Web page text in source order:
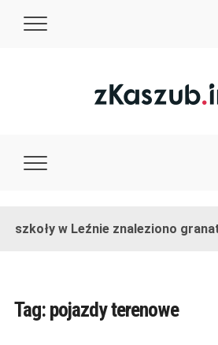
szkoły w Leźnie znaleziono granat!
Tag: pojazdy terenowe